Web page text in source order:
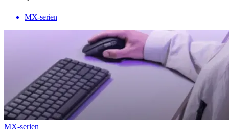
MX-serien
MX-serien